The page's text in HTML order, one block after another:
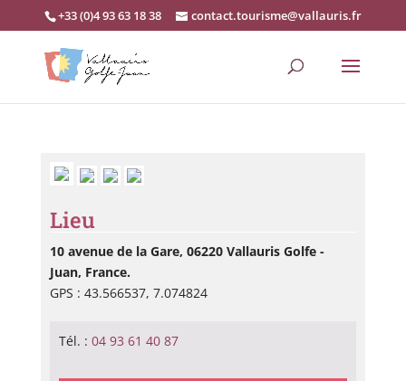
+33 (0)4 93 63 18 38 contact.tourisme@vallauris.fr
Lieu
10 avenue de la Gare, 06220 Vallauris Golfe -
Juan, France.
GPS : 43.566537, 7.074824
Tél. : 04 93 61 40 87